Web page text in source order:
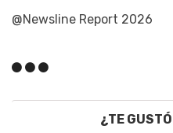
@Newsline Report 2026
¿TE